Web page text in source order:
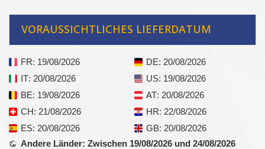
VORAUSSICHTLICHES LIEFERDATUM
FR: 19/08/2026 DE: 20/08/2026
IT: 20/08/2026 US: 19/08/2026
BE: 19/08/2026 AT: 20/08/2026
CH: 21/08/2026 HR: 22/08/2026
ES: 20/08/2026 GB: 20/08/2026
Andere Länder: Zwischen 19/08/2026 und 24/08/2026